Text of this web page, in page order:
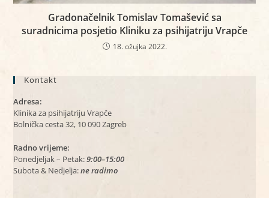
Gradonačelnik Tomislav Tomašević sa
suradnicima posjetio Kliniku za psihijatriju Vrapče
18. ožujka 2022.
Kontakt
Adresa:
Klinika za psihijatriju Vrapče
Bolnička cesta 32, 10 090 Zagreb
Radno vrijeme:
Ponedjeljak – Petak:9:00–15:00
Subota & Nedjelja:ne radimo